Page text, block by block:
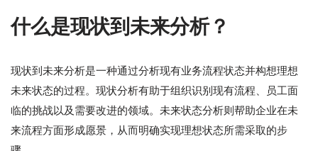
什么是现状到未来分析？
现状到未来分析是一种通过分析现有业务流程状态并构想理想
未来状态的过程。现状分析有助于组织识别现有流程、员工面
临的挑战以及需要改进的领域。未来状态分析则帮助企业在未
来流程方面形成愿景，从而明确实现理想状态所需采取的步